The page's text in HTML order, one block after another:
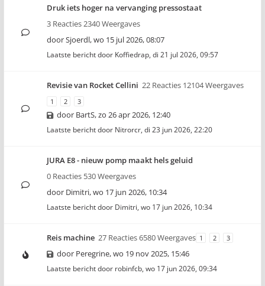
Druk iets hoger na vervanging pressostaat
3 Reacties 2340 Weergaves
doorSjoerdl,wo 15 jul 2026, 08:07
Laatste bericht door Koffiedrap, di 21 jul 2026, 09:57
Revisie van Rocket Cellini 22 Reacties 12104 Weergaves
1 2 3
door BartS,zo 26 apr 2026, 12:40
Laatste bericht door Nitrorcr, di 23 jun 2026, 22:20
JURA E8 - nieuw pomp maakt hels geluid
0 Reacties 530 Weergaves
door Dimitri,wo 17 jun 2026, 10:34
Laatste bericht door Dimitri, wo 17 jun 2026, 10:34
Reis machine 27 Reacties 6580 Weergaves 1 2 3
door Peregrine,wo 19 nov 2025, 15:46
Laatste bericht door robinfcb, wo 17 jun 2026, 09:34